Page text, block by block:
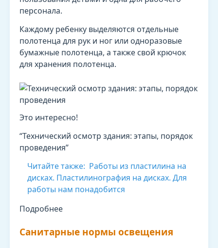
персонала.
Каждому ребенку выделяются отдельные
полотенца для рук и ног или одноразовые
бумажные полотенца, а также свой крючок
для хранения полотенца.
Это интересно!
“Технический осмотр здания: этапы, порядок
проведения”
Читайте также: Работы из пластилина на
дисках. Пластилинография на дисках. Для
работы нам понадобится
Подробнее
Санитарные нормы освещения